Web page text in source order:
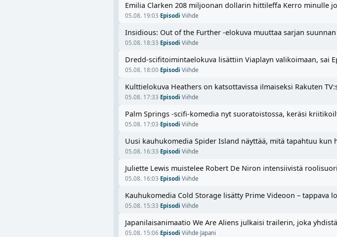
Emilia Clarken 208 miljoonan dollarin hittileffa Kerro minulle
05.08. 19:03·Episodi·Viihde
Insidious: Out of the Further -elokuva muuttaa sarjan
05.08. 18:33·Episodi·Viihde
Dredd-scifitoimintaelokuva lisättiin Viaplayn valikoimaan, sai
05.08. 18:00·Episodi·Viihde
Kulttielokuva Heathers on katsottavissa ilmaiseksi Rakuten
05.08. 17:33·Episodi·Viihde
Palm Springs -scifi-komedia nyt suoratoistossa, keräsi
05.08. 17:03·Episodi·Viihde
Uusi kauhukomedia Spider Island näyttää, mitä tapahtuu kun
05.08. 16:33·Episodi·Viihde
Juliette Lewis muistelee Robert De Niron intensiivistä
05.08. 16:03·Episodi·Viihde
Kauhukomedia Cold Storage lisätty Prime Videoon – tappava
05.08. 15:33·Episodi·Viihde
Japanilaisanimaatio We Are Aliens julkaisi trailerin, joka
05.08. 15:06·Episodi·Viihde·Japani